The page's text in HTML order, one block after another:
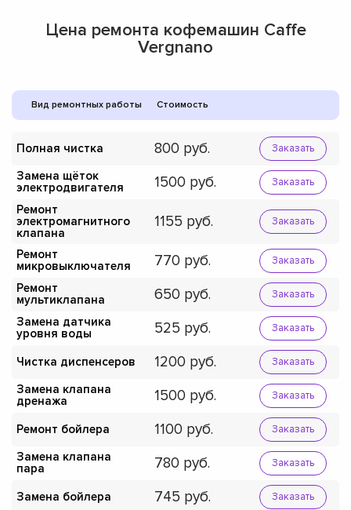
Цена ремонта кофемашин Caffe
Vergnano
Вид ремонтных работы Стоимость
Полная чистка 800 Заказать
Замена щёток
электродвигателя
1500 Заказать
Ремонт
электромагнитного
клапана
1155 Заказать
Ремонт
микровыключателя
770 Заказать
Ремонт
мультиклапана
650 Заказать
Замена датчика
уровня воды
525 Заказать
Чистка диспенсеров 1200 Заказать
Замена клапана
дренажа
1500 Заказать
Ремонт бойлера 1100 Заказать
Замена клапана
пара
780 Заказать
Замена бойлера 745 Заказать